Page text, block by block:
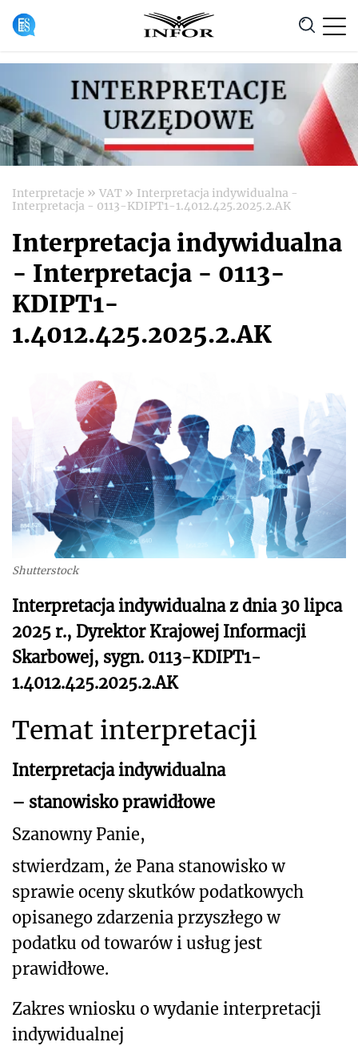
Anuluj
Interpretacje » VAT » Interpretacja indywidualna -
Interpretacja - 0113-KDIPT1-1.4012.425.2025.2.AK
Interpretacja indywidualna
- Interpretacja - 0113-
KDIPT1-
1.4012.425.2025.2.AK
Shutterstock
Interpretacja indywidualna z dnia 30 lipca
2025 r., Dyrektor Krajowej Informacji
Skarbowej, sygn. 0113-KDIPT1-
1.4012.425.2025.2.AK
Temat interpretacji
Interpretacja indywidualna
– stanowisko prawidłowe
Szanowny Panie,
stwierdzam, że Pana stanowisko w
sprawie oceny skutków podatkowych
opisanego zdarzenia przyszłego w
podatku od towarów i usług jest
prawidłowe.
Zakres wniosku o wydanie interpretacji
indywidualnej